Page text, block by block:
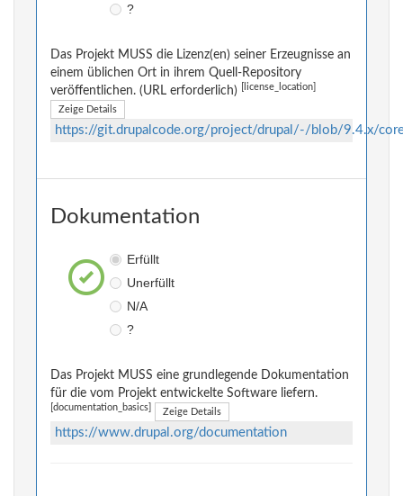
?
Das Projekt MUSS die Lizenz(en) seiner Erzeugnisse an
einem üblichen Ort in ihrem Quell-Repository
veröffentlichen. (URL erforderlich)
[license_location]
Zeige Details
https://git.drupalcode.org/project/drupal/-/blob/9.4.x/
Dokumentation
Erfüllt
Unerfüllt
N/A
?
Das Projekt MUSS eine grundlegende Dokumentation
für die vom Projekt entwickelte Software liefern.
[documentation_basics] Zeige Details
https://www.drupal.org/documentation